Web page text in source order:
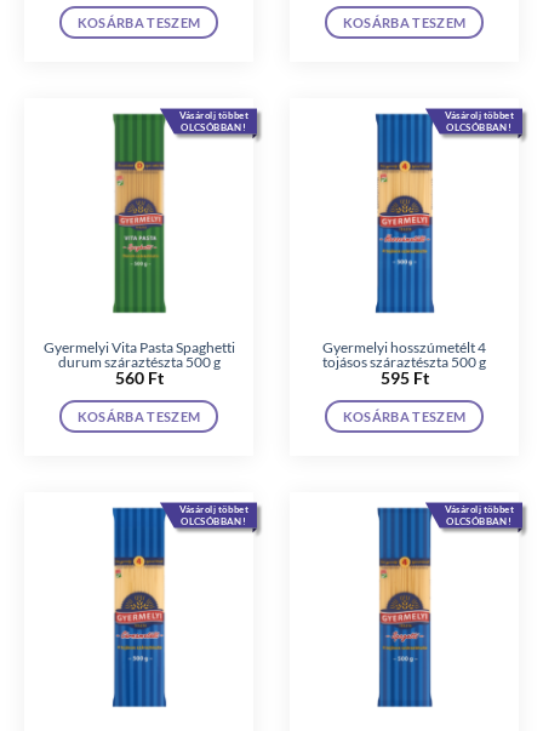
KOSÁRBA TESZEM KOSÁRBA TESZEM
Vásárolj többet
OLCSÓBBAN!
Gyermelyi Vita Pasta Spaghetti
durum száraztészta 500 g
560 Ft
KOSÁRBA TESZEM
Vásárolj többet
OLCSÓBBAN!
Gyermelyi hosszúmetélt 4
tojásos száraztészta 500 g
595 Ft
KOSÁRBA TESZEM
Vásárolj többet
OLCSÓBBAN!
Vásárolj többet
OLCSÓBBAN!